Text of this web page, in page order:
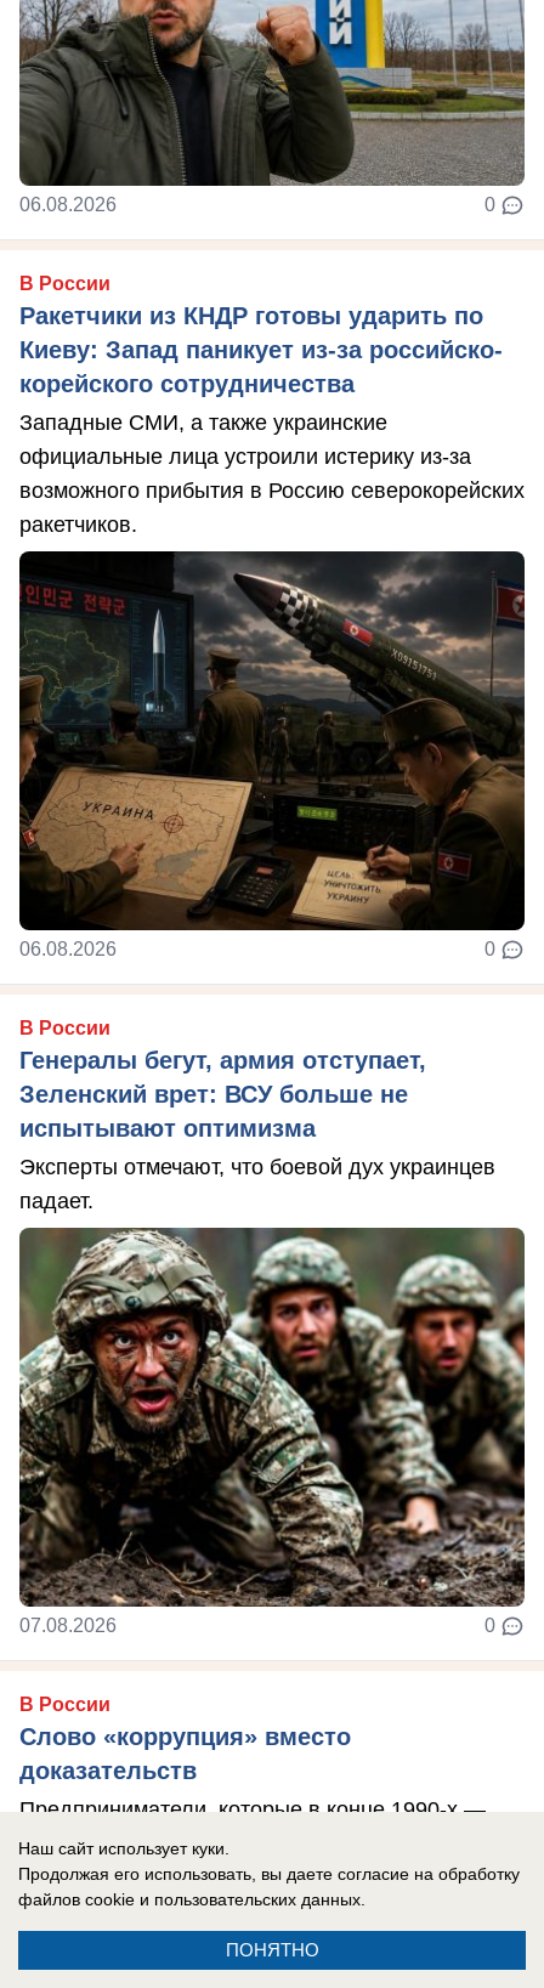
06.08.2026 0
В России
Ракетчики из КНДР готовы ударить по
Киеву: Запад паникует из-за российско-
корейского сотрудничества
Западные СМИ, а также украинские
официальные лица устроили истерику из-за
возможного прибытия в Россию северокорейских
ракетчиков.
06.08.2026 0
В России
Генералы бегут, армия отступает,
Зеленский врет: ВСУ больше не
испытывают оптимизма
Эксперты отмечают, что боевой дух украинцев
падает.
07.08.2026 0
В России
Слово «коррупция» вместо
доказательств
Предприниматели, которые в конце 1990-х —
начале 2000-х годов построили инфраструктуру
ВДЦ «Смена», оцененную государством в ...
Наш сайт использует куки.
Продолжая его использовать, вы даете согласие на обработку
файлов cookie и пользовательских данных.
ПОНЯТНО